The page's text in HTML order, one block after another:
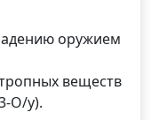
оружием
веществ
О/у).